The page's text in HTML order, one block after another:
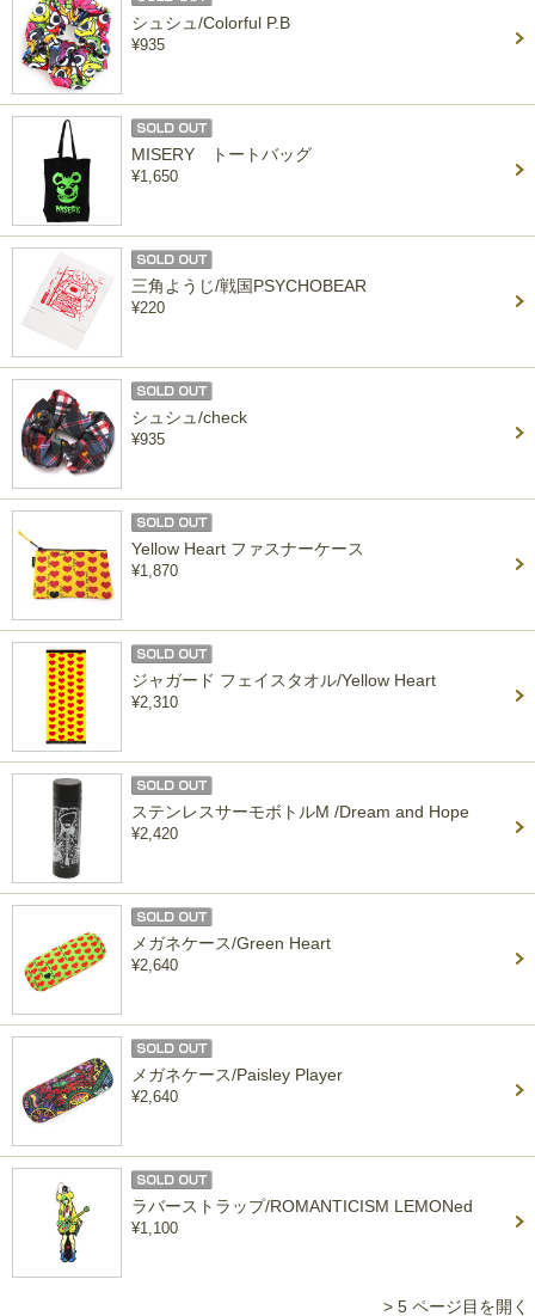
シュシュ/Colorful P.B
¥935
MISERY トートバッグ
¥1,650
三角ようじ/戦国PSYCHOBEAR
¥220
シュシュ/check
¥935
Yellow Heart ファスナーケース
¥1,870
ジャガード フェイスタオル/Yellow Heart
¥2,310
ステンレスサーモボトルM /Dream and Hope
¥2,420
メガネケース/Green Heart
¥2,640
メガネケース/Paisley Player
¥2,640
ラバーストラップ/ROMANTICISM LEMONed
¥1,100
> 5 ページ目を開く